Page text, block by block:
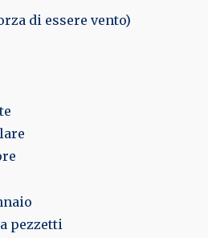
di essere vento)
pezzetti